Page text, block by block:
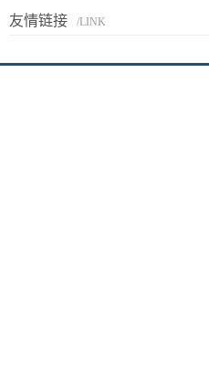
友情链接 /LINK